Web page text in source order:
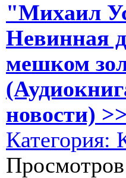
"Михаил
Невинная
мешком
новости)
Категория: